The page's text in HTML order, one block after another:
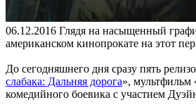
06.12.2016 Глядя на насыщенный
американском кинопрокате на этот
До сегодняшнего дня сразу пять
слабака: Дальняя дорога», мультфильм
комедийного боевика с участием